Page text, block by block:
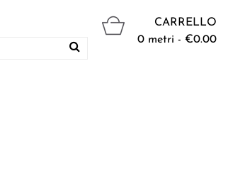
CARRELLO
0 metri - €0.00